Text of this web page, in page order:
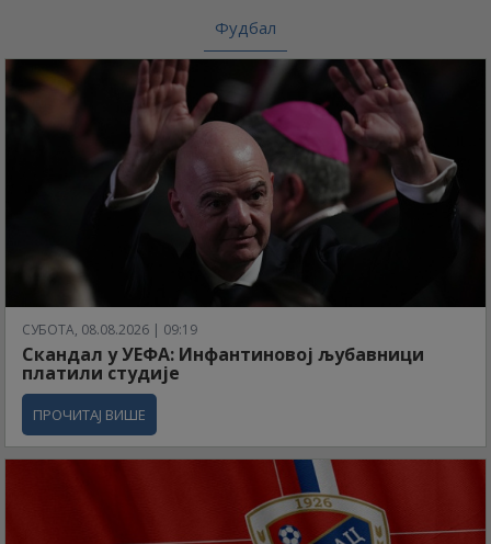
Фудбал
СУБОТА, 08.08.2026 | 09:19
Скандал у УЕФА: Инфантиновој љубавници
платили студије
ПРОЧИТАЈ ВИШЕ